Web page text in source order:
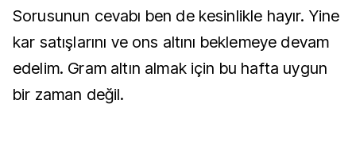
Sorusunun cevabı ben de kesinlikle hayır. Yine
kar satışlarını ve ons altını beklemeye devam
edelim. Gram altın almak için bu hafta uygun
bir zaman değil.